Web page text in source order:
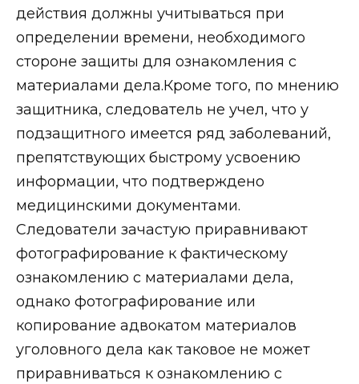
действия должны учитываться при
определении времени, необходимого
стороне защиты для ознакомления с
материалами дела.Кроме того, по мнению
защитника, следователь не учел, что у
подзащитного имеется ряд заболеваний,
препятствующих быстрому усвоению
информации, что подтверждено
медицинскими документами.
Следователи зачастую приравнивают
фотографирование к фактическому
ознакомлению с материалами дела,
однако фотографирование или
копирование адвокатом материалов
уголовного дела как таковое не может
приравниваться к ознакомлению с